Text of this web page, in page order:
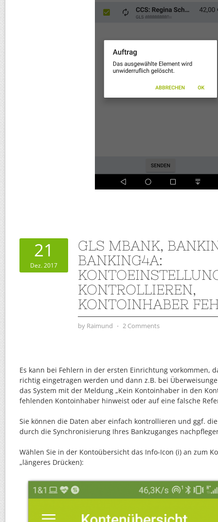
21
Dez. 2017
GLS MBANK,
BANKING4A:
KONTROLLIEREN,
KONTOINHABER
by Raimund ⋅ 2 Comments
Es kann bei Fehlern in der ersten Einrichtung vorkommen,
richtig eingetragen werden und dann z.B. bei
das System mit der Meldung „Kein Kontoinhaber in den
fehlenden Kontoinhaber hinweist oder auf eine falsche
Sie können die Daten aber einfach kontrollieren und ggf.
durch die Synchronisierung Ihres Bankzuganges
Wählen Sie in der Kontoübersicht das Info-Icon (i) an zum
„längeres Drücken):